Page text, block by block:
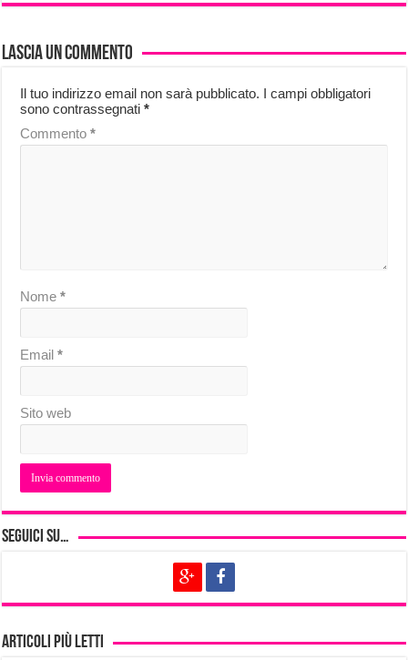
Lascia un commento
Il tuo indirizzo email non sarà pubblicato. I campi obbligatori
sono contrassegnati*
Commento*
Nome*
Email*
Sito web
Seguici su…
Articoli più letti